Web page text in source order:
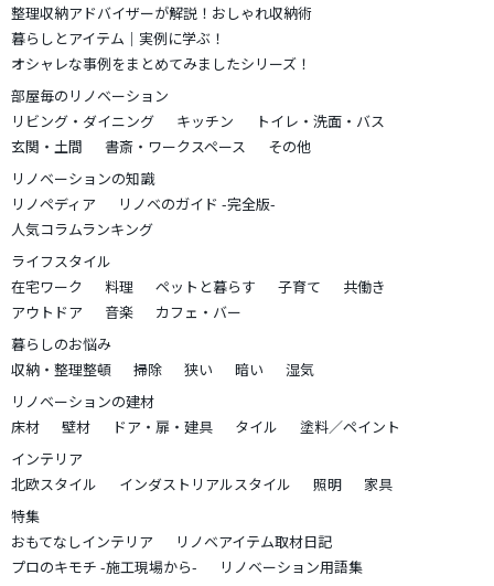
整理収納アドバイザーが解説！おしゃれ収納術
暮らしとアイテム｜実例に学ぶ！
オシャレな事例をまとめてみましたシリーズ！
部屋毎のリノベーション
リビング・ダイニング
キッチン
トイレ・洗面・バス
玄関・土間
書斎・ワークスペース
その他
リノベーションの知識
リノペディア
リノベのガイド -完全版-
人気コラムランキング
ライフスタイル
在宅ワーク
料理 ペットと暮らす 子育て
共働き
アウトドア
音楽
カフェ・バー
暮らしのお悩み
収納・整理整頓
掃除 狭い 暗い
湿気
リノベーションの建材
床材
壁材 ドア・扉・建具 タイル
塗料／ペイント
インテリア
北欧スタイル
インダストリアルスタイル 照明
家具
特集
おもてなしインテリア
リノベアイテム取材日記
プロのキモチ -施工現場から-
リノベーション用語集